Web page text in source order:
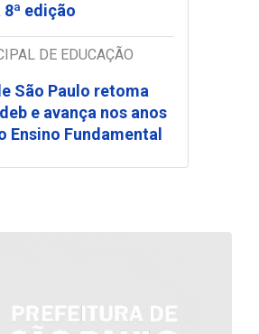
edição
DE EDUCAÇÃO
São Paulo retoma
e avança nos anos
Ensino Fundamental